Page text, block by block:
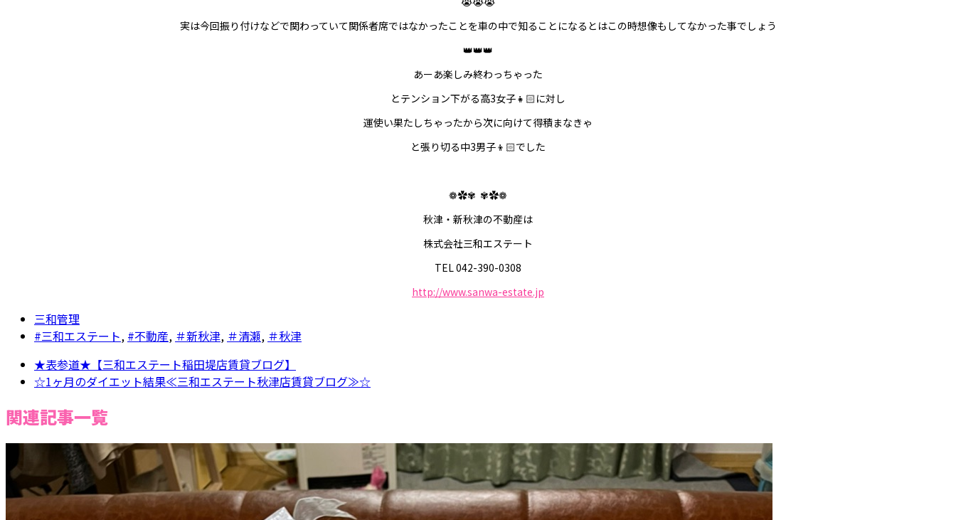
実は今回振り付けなどで関わっていて関係者席ではなかったことを車の中で知ることになるとはこの時想像もしてなかった事でしょう
👑👑👑
あーあ楽しみ終わっちゃった
とテンション下がる高3女子👧🏻に対し
運使い果たしちゃったから次に向けて得積まなきゃ
と張り切る中3男子👦🏻でした
❁✿✾ ✾✿❁︎
秋津・新秋津の不動産は
株式会社三和エステート
TEL 042-390-0308
http://www.sanwa-estate.jp
三和管理
#三和エステート, #不動産, ＃新秋津, ＃清瀬, ＃秋津
★表参道★【三和エステート稲田堤店賃貸ブログ】
☆1ヶ月のダイエット結果≪三和エステート秋津店賃貸ブログ≫☆
関連記事一覧